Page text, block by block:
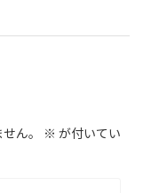
ん。 ※ が付いてい